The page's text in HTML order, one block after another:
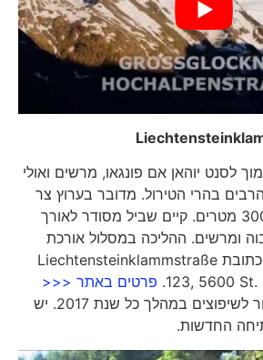
יוהאן אם פונגאו, מרשים ואולי
בהרי הטירול. מדובר בערוץ צר
שקירותיו בגובה של 300 מטרים. קיים שביל מסודר לאורך
ומרשים. ההליכה במסלול אורכת
כשעה עד שעה וחצי. כתובת Liechtensteinklammstraße
123, 5600 פרטים באתר <<<
הערה: הנקיק היה סגור לשיפוצים במהלך כל שנת 2017. יש
החדשות.